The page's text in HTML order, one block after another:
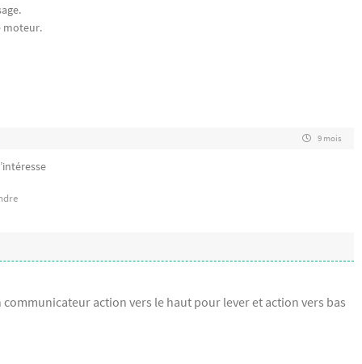
moteur.
9 mois
communicateur action vers le haut pour lever et action vers bas